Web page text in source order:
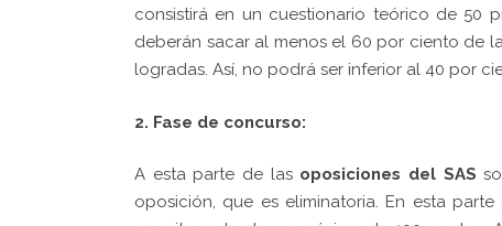
consistirá en un cuestionario teórico de 50
deberán sacar al menos el 60 por ciento de
logradas. Así, no podrá ser inferior al 40 por
2. Fase de concurso:
A esta parte de las oposiciones del SAS
oposición, que es eliminatoria. En esta